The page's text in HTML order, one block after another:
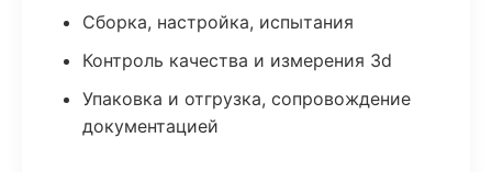
Сборка, настройка, испытания
Контроль качества и измерения 3d
Упаковка и отгрузка, сопровождение
документацией